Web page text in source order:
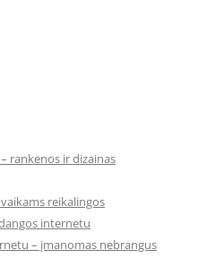
rankenos ir dizainas
reikalingos
internetu
– įmanomas nebrangus